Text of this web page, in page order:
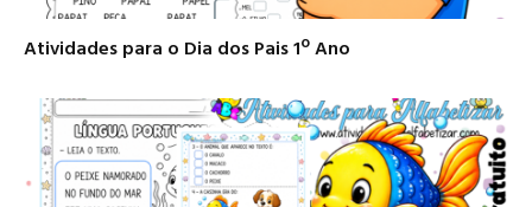
Atividades para o Dia dos Pais 1º Ano